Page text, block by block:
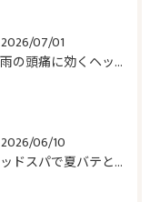
2026/07/01
梅雨の頭痛に効くヘッドスパ対策法
2026/06/10
ヘッドスパで夏バテと睡眠質改善法